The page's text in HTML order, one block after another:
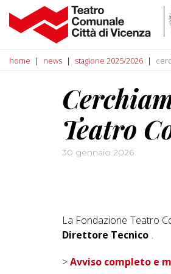
home news stagione 2025/2026
Teatro
30 gennaio 2026
La Fondazione Teatro
Direttore Tecnico .
>Avviso completo e